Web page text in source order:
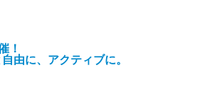
！
由に、アクティブに。